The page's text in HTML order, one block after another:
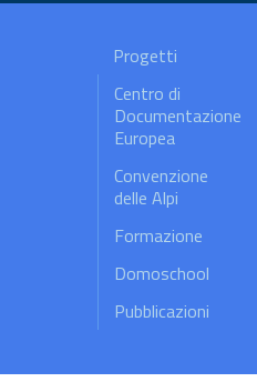
Progetti
Centro di
Documentazione
Europea
Convenzione
delle Alpi
Formazione
Domoschool
Pubblicazioni